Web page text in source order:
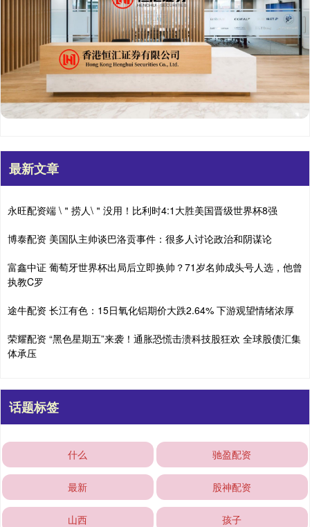
最新文章
永旺配资端 \＂捞人\＂没用！比利时4:1大胜美国晋级世界杯8强
博泰配资 美国队主帅谈巴洛贡事件：很多人讨论政治和阴谋论
富鑫中证 葡萄牙世界杯出局后立即换帅？71岁名帅成头号人选，他曾
执教C罗
途牛配资 长江有色：15日氧化铝期价大跌2.64% 下游观望情绪浓厚
荣耀配资 “黑色星期五”来袭！通胀恐慌击溃科技股狂欢 全球股债汇集
体承压
话题标签
什么 驰盈配资
最新 股神配资
山西 孩子